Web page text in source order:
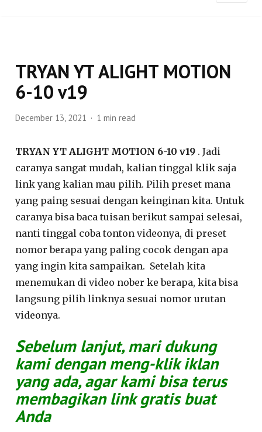
TRYAN YT ALIGHT MOTION
6-10 v19
December 13, 2021 1 min read
TRYAN YT ALIGHT MOTION 6-10 v19 . Jadi
caranya sangat mudah, kalian tinggal klik saja
link yang kalian mau pilih. Pilih preset mana
yang paing sesuai dengan keinginan kita. Untuk
caranya bisa baca tuisan berikut sampai selesai,
nanti tinggal coba tonton videonya, di preset
nomor berapa yang paling cocok dengan apa
yang ingin kita sampaikan. Setelah kita
menemukan di video nober ke berapa, kita bisa
langsung pilih linknya sesuai nomor urutan
videonya.
Sebelum lanjut, mari dukung
kami dengan meng-klik iklan
yang ada, agar kami bisa terus
membagikan link gratis buat
Anda